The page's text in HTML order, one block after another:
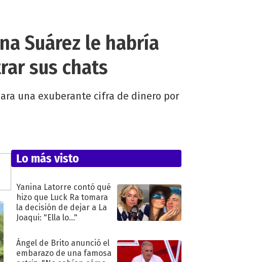
Suárez le habría
sus chats
una exuberante cifra de dinero por
Lo más visto
Yanina Latorre contó qué
hizo que Luck Ra tomara
la decisión de dejar a La
Joaqui: "Ella lo..."
Ángel de Brito anunció el
embarazo de una famosa